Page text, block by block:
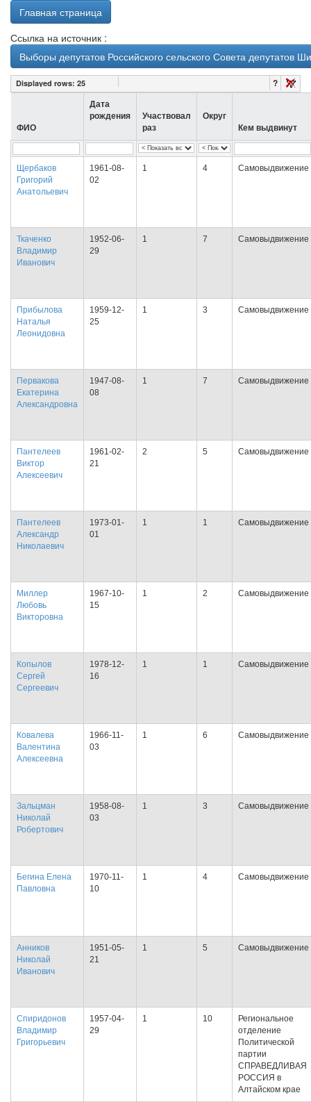
Главная страница
Ссылка на источник :
Выборы депутатов Российского сельского Совета депутатов
Displayed rows: 25 ?
ФИО
Дата
рождения
Участвовал
раз
Округ
Кем выдвинут
Щербаков
Григорий
Анатольевич
1961-08-
02
1 4 Самовыдвижение
Ткаченко
Владимир
Иванович
1952-06-
29
1 7 Самовыдвижение
Прибылова
Наталья
Леонидовна
1959-12-
25
1 3 Самовыдвижение
Первакова
Екатерина
Александровна
1947-08-
08
1 7 Самовыдвижение
Пантелеев
Виктор
Алексеевич
1961-02-
21
2 5 Самовыдвижение
Пантелеев
Александр
Николаевич
1973-01-
01
1 1 Самовыдвижение
Миллер
Любовь
Викторовна
1967-10-
15
1 2 Самовыдвижение
Копылов
Сергей
Сергеевич
1978-12-
16
1 1 Самовыдвижение
Ковалева
Валентина
Алексеевна
1966-11-
03
1 6 Самовыдвижение
Зальцман
Николай
Робертович
1958-08-
03
1 3 Самовыдвижение
Бегина Елена
Павловна
1970-11-
10
1 4 Самовыдвижение
Анников
Николай
Иванович
1951-05-
21
1 5 Самовыдвижение
Спиридонов
Владимир
Григорьевич
1957-04-
29
1 10
Региональное
отделение
Политической
партии
СПРАВЕДЛИВАЯ
РОССИЯ в
Алтайском крае